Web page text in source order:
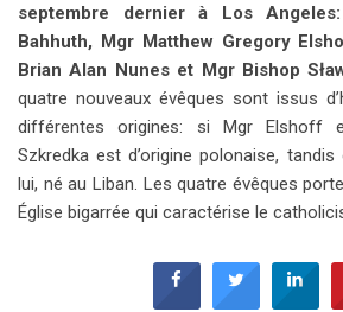
septembre dernier à Los
Bahhuth, Mgr Matthew Gregory
Brian Alan Nunes et Mgr Bishop
quatre nouveaux évêques sont issus
différentes origines: si Mgr Elshoff
Szkredka est d’origine polonaise,
lui, né au Liban. Les quatre évêques
Église bigarrée qui caractérise le